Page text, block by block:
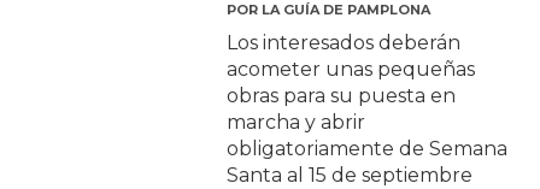
POR LA GUÍA DE PAMPLONA
Los interesados deberán
acometer unas pequeñas
obras para su puesta en
marcha y abrir
obligatoriamente de Semana
Santa al 15 de septiembre